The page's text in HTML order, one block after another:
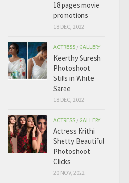
18 pages movie
promotions
18 DEC, 2022
ACTRESS / GALLERY
Keerthy Suresh
Photoshoot
Stills in White
Saree
18 DEC, 2022
ACTRESS / GALLERY
Actress Krithi
Shetty Beautiful
Photoshoot
Clicks
20 NOV, 2022